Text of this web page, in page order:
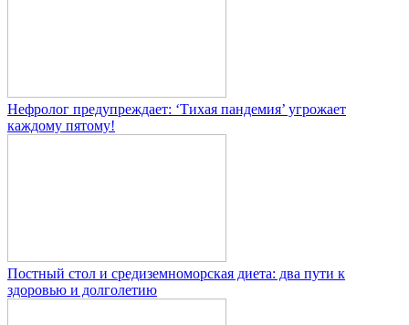
Нефролог предупреждает: ‘Тихая пандемия’ угрожает
каждому пятому!
Постный стол и средиземноморская диета: два пути к
здоровью и долголетию